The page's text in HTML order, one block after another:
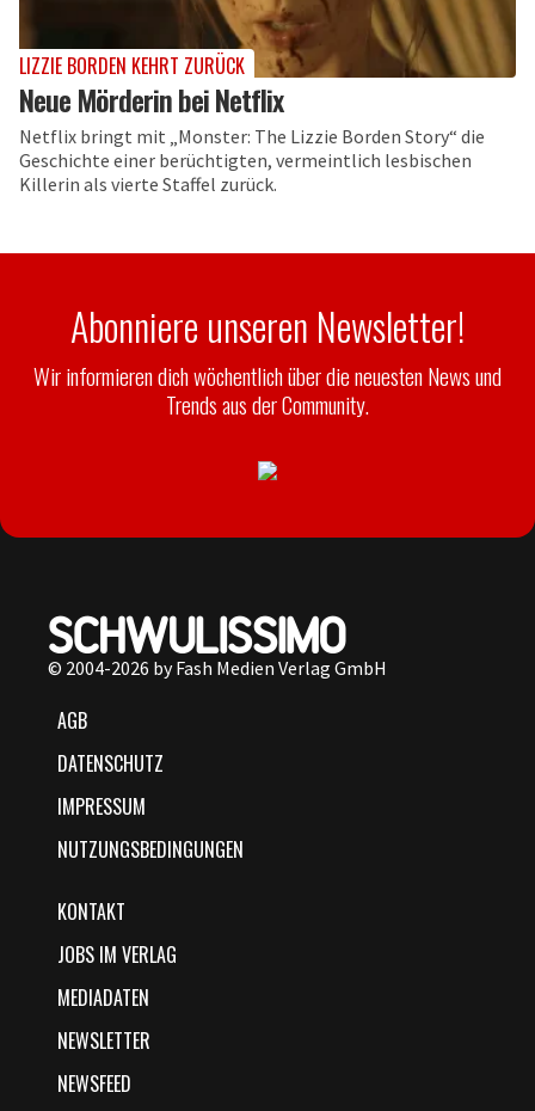
LIZZIE BORDEN KEHRT ZURÜCK
Neue Mörderin bei Netflix
Netflix bringt mit „Monster: The Lizzie Borden Story“ die
Geschichte einer berüchtigten, vermeintlich lesbischen
Killerin als vierte Staffel zurück.
Abonniere unseren Newsletter!
Wir informieren dich wöchentlich über die neuesten News und
Trends aus der Community.
© 2004-2026 by Fash Medien Verlag GmbH
AGB
DATENSCHUTZ
IMPRESSUM
NUTZUNGSBEDINGUNGEN
KONTAKT
JOBS IM VERLAG
MEDIADATEN
NEWSLETTER
NEWSFEED